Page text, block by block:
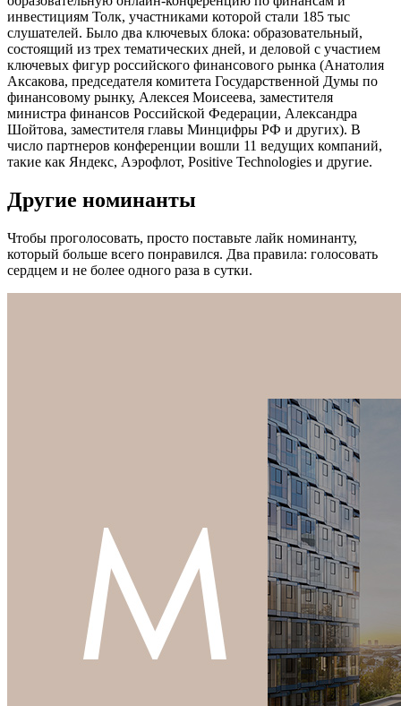
инвестициям Толк, участниками которой стали 185 тыс
слушателей. Было два ключевых блока: образовательный,
состоящий из трех тематических дней, и деловой с участием
ключевых фигур российского финансового рынка (Анатолия
Аксакова, председателя комитета Государственной Думы по
финансовому рынку, Алексея Моисеева, заместителя
министра финансов Российской Федерации, Александра
Шойтова, заместителя главы Минцифры РФ и других). В
число партнеров конференции вошли 11 ведущих компаний,
такие как Яндекс, Аэрофлот, Positive Technologies и другие.
Другие номинанты
Чтобы проголосовать, просто поставьте лайк номинанту,
который больше всего понравился. Два правила: голосовать
сердцем и не более одного раза в сутки.